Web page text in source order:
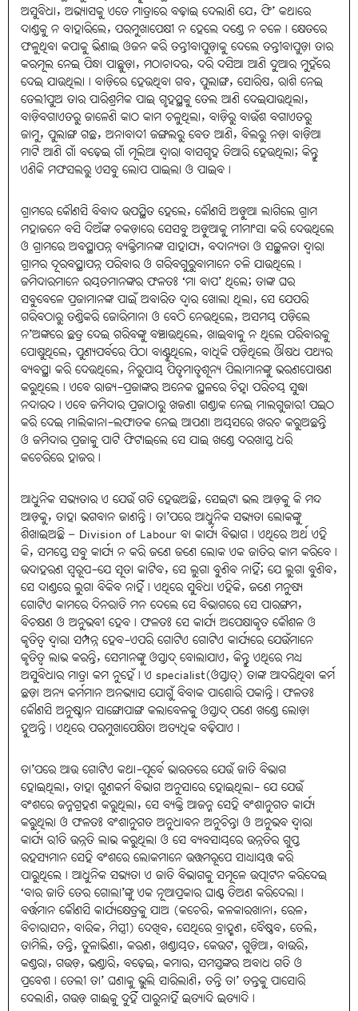
ଅସୁବିଧା, ଅଭ୍ୟାସକୁ ଏତେ ମାତ୍ରାରେ ବଢ଼ାଇ ଦେଲାଣି ଯେ, ଫି’ କଥାରେ
ଦାଣ୍ଡକୁ ନ ବାହାରିଲେ, ପରମୁଖାପେକ୍ଷୀ ନ ହେଲେ ଦଣ୍ଡେ ନ ଚଳେ। କ୍ଷେତରେ
ଫଳୁଥିବା କପାକୁ ଭିଣାଇ ଓଜନ କରି ତନ୍ତୀବାପୁଡ଼ାକୁ ଦେଲେ ତନ୍ତୀବାପୁଡ଼ା ତାର
କରମୂଲ ନେଇ ପିନ୍ଧା ପାଛୁଡ଼ା, ମଠାଚାଦର, ଦରି ଦସିଆ ଆଣି ଦୁଆର ମୁହଁରେ
ଦେଇ ଯାଉଥିଲା। ବାଡ଼ିରେ ହେଉଥିବା ଗବ, ପୁଲାଙ୍ଗ, ସୋରିଷ, ରାଶି ନେଇ
ତେଲୀପୁଅ ତାର ପାରିଶ୍ରମିକ ପାଇ ଗୃହସ୍ଥକୁ ତେଲ ଆଣି ଦେଇଯାଉଥିଲା,
ବାଡ଼ିବଗାଏତରୁ ଜାଳେଣି କାଠ କାମ ଚଳୁଥିଲା, ବାଡ଼ିରୁ ବାଉଁଶ ବଗାଏତରୁ
ଜାମୁ, ପୁଲାଙ୍ଗ ଗଛ, ଅନାବାଦୀ ଜଙ୍ଗଲରୁ ବେତ ଆଣି, ବିଲରୁ ନଡ଼ା ବାଡ଼ିଆ
ମାଟି ଆଣି ଗାଁ ବଢ଼େଇ ଗାଁ ମୂଲିଆ ଦ୍ୱାରା ବାସଗୃହ ତିଆରି ହେଉଥିଲା; କିନ୍ତୁ
ଏଣିକି ମଫସଲରୁ ଏସବୁ ଲୋପ ପାଇଲା ଓ ପାଇବ।
ଗ୍ରାମରେ କୌଣସି ବିବାଦ ଉପସ୍ଥିତ ହେଲେ, କୌଣସି ଅଡ଼ୁଆ ଲାଗିଲେ ଗ୍ରାମ
ମହାଜନେ ବସି ଦିଅଁଙ୍କ ଚକଡ଼ାରେ ସେସବୁ ଅଡ଼ୁଆକୁ ମୀମାଂସା କରି ଦେଉଥିଲେ
ଓ ଗ୍ରାମରେ ଅବସ୍ଥାପନ୍ନ ବ୍ୟକ୍ତିମାନଙ୍କ ସାହାଯ୍ୟ, ବଦାନ୍ୟତା ଓ ସଚ୍ଛଳତା ଦ୍ୱାରା
ଗ୍ରାମର ଦୂରବସ୍ଥାପନ୍ନ ପରିବାର ଓ ଗରିବଗୁରୁବାମାନେ ଚଳି ଯାଉଥିଲେ।
ଜମିଦାରମାନେ ରୟତମାନଙ୍କର ଫଳତଃ ‘ମା ବାପ’ ଥିଲେ; ତାଙ୍କ ଘର
ସବୁବେଳେ ପ୍ରଜାମାନଙ୍କ ପାଇଁ ଅବାରିତ ଦ୍ବାର ଖୋଲା ଥିଲା, ସେ ଯେପରି
ଗରିବଠାରୁ ତଣ୍ଡିକରି ଜୋରିମାନା ଓ ବେଠି ନେଉଥିଲେ, ଅସମୟ ପଡ଼ିଲେ
ନ’ଅଙ୍କରେ ଛତ୍ର ଦେଇ ଗରିବଙ୍କୁ ବଞ୍ଚାଉଥିଲେ, ଖାଇବାକୁ ନ ଥିଲେ ପରିବାରକୁ
ପୋଷୁଥିଲେ, ପୁଣ୍ୟପର୍ବରେ ପିଠା ବାଣ୍ଟୁଥିଲେ, ବାଧିକି ପଡ଼ିଥିଲେ ଔଷଧ ପଥ୍ୟର
ବ୍ୟବସ୍ଥା କରି ଦେଉଥିଲେ, ନିରୁପାୟ ପିତୃମାତୃଶୂନ୍ୟ ପିଲାମାନଙ୍କୁ ଭରଣପୋଷଣ
କରୁଥିଲେ। ଏବେ ରାଜ୍ୟ-ପ୍ରଜାଙ୍କର ଅନେକ ସ୍ଥଳରେ ଚିହ୍ନା ପରିଚୟ ସୁଦ୍ଧା
ନଦାରଦ। ଏବେ ଜମିଦାର ପ୍ରଜାଠାରୁ ଖଜଣା ଗଣ୍ଡାକ ନେଇ ମାଲଗୁଜାରୀ ପଇଠ
କରି ଦେଇ ମାଲିକାନା-ଲଫାତକ ନେଇ ଆପଣା ଅୟସରେ ଖରଚ କରୁଅଛନ୍ତି
ଓ ଜମିଦାର ପ୍ରଜାକୁ ପାଟି ଫିଟାଇଲେ ସେ ଯାଇ ଖଣ୍ଡେ ଦରଖାସ୍ତ ଧରି
କଚେରିରେ ହାଜର।
ଆଧୁନିକ ସଭ୍ୟତାର ଏ ଯେଉଁ ଗତି ହେଉଅଛି, ସେଇଟା ଭଲ ଆଡ଼କୁ କି ମନ୍ଦ
ଆଡ଼କୁ, ତାହା ଭଗବାନ ଜାଣନ୍ତି। ତା’ପରେ ଆଧୁନିକ ସଭ୍ୟତା ଲୋକଙ୍କୁ
ଶିଖାଇଅଛି – Division of Labour ବା କାର୍ଯ୍ୟ ବିଭାଗ। ଏଥିରେ ଅର୍ଥ ଏହି
କି, ସମସ୍ତେ ସବୁ କାର୍ଯ୍ୟ ନ କରି ଜଣେ ଜଣେ ଲୋକ ଏକ ଜାତିର କାମ କରିବେ।
ଉଦାହରଣ ସ୍ୱରୂପ-ଯେ ସୂତା କାଟିବ, ସେ ଲୁଗା ବୁଣିବ ନାହିଁ; ଯେ ଲୁଗା ବୁଣିବ,
ସେ ଦାଣ୍ଡରେ ଲୁଗା ବିକିବ ନାହିଁ। ଏଥିରେ ସୁବିଧା ଏହିକି, ଜଣେ ମନୁଷ୍ୟ
ଗୋଟିଏ କାମରେ ଦିନରାତି ମନ ଦେଲେ ସେ ବିଭାଗରେ ସେ ପାରଙ୍ଗମ,
ବିଚକ୍ଷଣ ଓ ଅନୁଭବୀ ହେବ। ଫଳତଃ ସେ କାର୍ଯ୍ୟ ଅପେକ୍ଷାକୃତ କୌଶଳ ଓ
କୃତିତ୍ୱ ଦ୍ୱାରା ସମ୍ପନ୍ନ ହେବ-ଏପରି ଗୋଟିଏ ଗୋଟିଏ କାର୍ଯ୍ୟରେ ଯେଉଁମାନେ
କୃତିତ୍ୱ ଲାଭ କରନ୍ତି, ସେମାନଙ୍କୁ ଓସ୍ତାଦ୍‌ ବୋଲାଯାଏ, କିନ୍ତୁ ଏଥିରେ ମଧ୍ୟ
ଅସୁବିଧାର ମାତ୍ରା କମ ନୁହେଁ। ଏ specialist(ଓସ୍ତାତ୍‌) ତାଙ୍କ ଆଦରିଥିବା କର୍ମ
ଛଡ଼ା ଅନ୍ୟ କର୍ମମାନ ଅନଭ୍ୟାସ ଯୋଗୁଁ ବିବାକ ପାଶୋରି ପକାନ୍ତି। ଫଳତଃ
କୌଣସି ଅନୁଷ୍ଠାନ ସାଙ୍ଗୋପାଙ୍ଗ କଲାବେଳକୁ ଓସ୍ତାଦ୍‌ ପଣେ ଖଣ୍ଡେ ଲୋଡ଼ା
ହୁଅନ୍ତି। ଏଥିରେ ପରମୁଖାପେକ୍ଷିତା ଅତ୍ୟଧିକ ବଢ଼ିଯାଏ।
ତା’ପରେ ଆଉ ଗୋଟିଏ କଥା-ପୂର୍ବେ ଭାରତରେ ଯେଉଁ ଜାତି ବିଭାଗ
ହୋଇଥିଲା, ତାହା ଗୁଣକର୍ମ ବିଭାଗ ଅନୁସାରେ ହୋଇଥିଲା- ଯେ ଯେଉଁ
ବଂଶରେ ଜନ୍ମଗ୍ରହଣ କରୁଥିଲା, ସେ ବ୍ୟକ୍ତି ଆଜନ୍ମ ସେହି ବଂଶାନୁଗତ କାର୍ଯ୍ୟ
କରୁଥିଲା ଓ ଫଳତଃ ବଂଶାନୁଗତ ଅନୁଧାବନ ଅନୁଚିନ୍ତା ଓ ଅନୁଭବ ଦ୍ୱାରା
କାର୍ଯ୍ୟ ରୀତି ଉନ୍ନତି ଲାଭ କରୁଥିଲା ଓ ସେ ବ୍ୟବସାୟରେ ଉନ୍ନତିର ଗୁପ୍ତ
ରହସ୍ୟମାନ ସେହି ବଂଶରେ ଲୋକମାନେ ଉତ୍ତମରୂପେ ସାଧ୍ୟାୟତ୍ତ କରି
ପାରୁଥିଲେ। ଆଧୁନିକ ସଭ୍ୟତା ଏ ଜାତି ବିଭାଗକୁ ସମୂଳେ ଉତ୍ପାଟନ କରିଦେଇ
‘ବାର ଜାତି ତେର ଗୋଲା’ଙ୍କୁ ଏକ ନୂଆପ୍ରକାର ଘାଣ୍ଟ ତିଅଣ କରିଦେଲା।
ବର୍ତ୍ତମାନ କୌଣସି କାର୍ଯ୍ୟକ୍ଷେତ୍ରକୁ ଯାଅ (କଚେରି, କଳକାରଖାନା, ରେଳ,
ବିଚାରାସନ, ବାରିକ, ମିସ୍ତ୍ରୀ) ଦେଖିବ, ସେଥିରେ ବ୍ରାହ୍ମଣ, ବୈଷ୍ଣବ, ତେଲି,
ତାମିଲି, ତନ୍ତି, ତୁଳାଭିଣା, କରଣ, ଖଣ୍ଡାୟତ, କେଉଟ, ଗୁଡ଼ିଆ, ବାଉରି,
କଣ୍ଡରା, ଗଉଡ଼, ଭଣ୍ଡାରି, ବଢ଼େଇ, କମାର, ସମସ୍ତଙ୍କର ଅବାଧ ଗତି ଓ
ପ୍ରବେଶ। ତେଲୀ ତା’ ଘଣାକୁ ଭୁଲି ସାରିଲାଣି, ତନ୍ତି ତା’ ତନ୍ତକୁ ପାସୋରି
ଦେଲାଣି, ଗଉଡ଼ ଗାଈକୁ ଦୁହିଁ ପାରୁନାହିଁ ଇତ୍ୟାଦି ଇତ୍ୟାଦି।